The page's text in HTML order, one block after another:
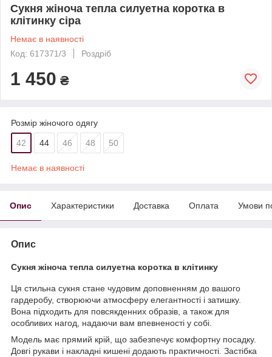
Сукня жіноча тепла силуетна коротка в
клітинку сіра
Немає в наявності
Код: 617371/3
Роздріб
1 450 ₴
Розмір жіночого одягу
42 44 46 48 50
Немає в наявності
Опис Характеристики Доставка Оплата Умови
Опис
Сукня жіноча тепла силуетна коротка в клітинку
Ця стильна сукня стане чудовим доповненням до вашого
гардеробу, створюючи атмосферу елегантності і затишку.
Вона підходить для повсякденних образів, а також для
особливих нагод, надаючи вам впевненості у собі.
Модель має прямий крій, що забезпечує комфортну посадку.
Довгі рукави і накладні кишені додають практичності. Застібка